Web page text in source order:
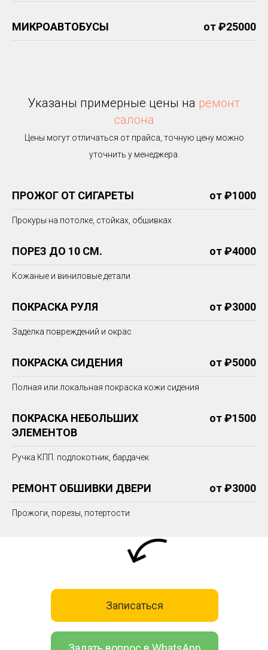
МИКРОАВТОБУСЫ от ₽25000
Указаны примерные цены на ремонт
салона
Цены могут отличаться от прайса, точную цену можно
уточнить у менеджера.
ПРОЖОГ ОТ СИГАРЕТЫ от ₽1000
Прокуры на потолке, стойках, обшивках
ПОРЕЗ ДО 10 СМ. от ₽4000
Кожаные и виниловые детали
ПОКРАСКА РУЛЯ от ₽3000
Заделка повреждений и окрас
ПОКРАСКА СИДЕНИЯ от ₽5000
Полная или локальная покраска кожи сидения
ПОКРАСКА НЕБОЛЬШИХ
ЭЛЕМЕНТОВ
от ₽1500
Ручка КПП. подлокотник, бардачек
РЕМОНТ ОБШИВКИ ДВЕРИ от ₽3000
Прожоги, порезы, потертости
Записаться